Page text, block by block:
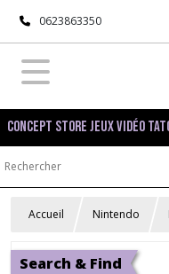
0623863350
Concept Store Jeux Vidéo
Accueil Nintendo
Search & Find